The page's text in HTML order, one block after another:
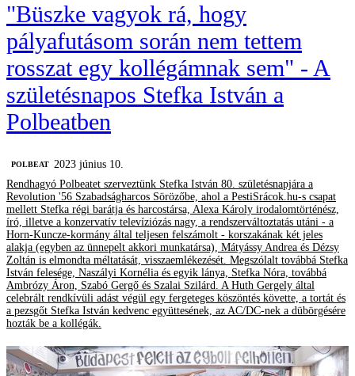
"Büszke vagyok rá, hogy
pályafutásom során nem tettem
rosszat egy kollégámnak sem" - A
születésnapos Stefka István a
Polbeatben
‎POLBEAT 2023 június 10.
Rendhagyó Polbeatet szerveztünk Stefka István 80. születésnapjára a
Revolution '56 Szabadságharcos Sörözőbe, ahol a PestiSrácok.hu-s csapat
mellett Stefka régi barátja és harcostársa, Alexa Károly irodalomtörténész,
író, illetve a konzervatív televíziózás nagy, a rendszerváltoztatás utáni - a
Horn-Kuncze-kormány által teljesen felszámolt - korszakának két jeles
alakja (egyben az ünnepelt akkori munkatársa), Mátyássy Andrea és Dézsy
Zoltán is elmondta méltatását, visszaemlékezését. Megszólalt továbbá Stefka
István felesége, Naszályi Kornélia és egyik lánya, Stefka Nóra, továbbá
Ambrózy Áron, Szabó Gergő és Szalai Szilárd. A Huth Gergely által
celebrált rendkívüli adást végül egy fergeteges köszöntés követte, a tortát és
a pezsgőt Stefka István kedvenc együttesének, az AC/DC-nek a dübörgésére
hozták be a kollégák.